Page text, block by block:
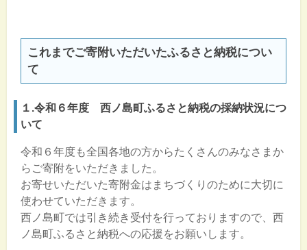
これまでご寄附いただいたふるさと納税につい
て
１.令和６年度 西ノ島町ふるさと納税の採納状況につ
いて
令和６年度も全国各地の方からたくさんのみなさまか
らご寄附をいただきました。
お寄せいただいた寄附金はまちづくりのために大切に
使わせていただきます。
西ノ島町では引き続き受付を行っておりますので、西
ノ島町ふるさと納税への応援をお願いします。